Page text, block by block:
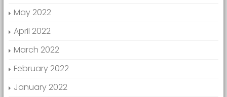
May 2022
April 2022
March 2022
February 2022
January 2022